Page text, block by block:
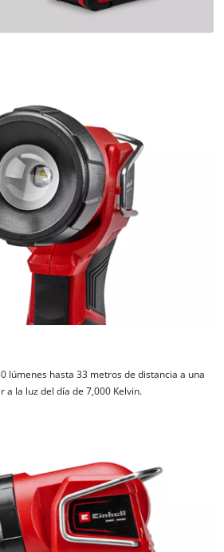
lúmenes hasta 33 metros de distancia a una
la luz del día de 7,000 Kelvin.